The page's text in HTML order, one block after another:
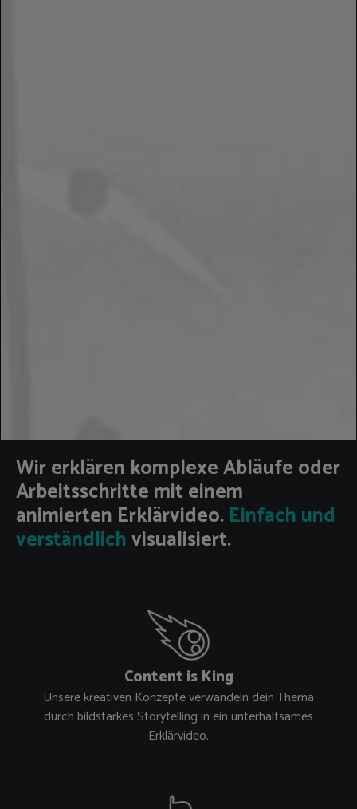
Wir erklären komplexe Abläufe oder
Arbeitsschritte mit einem
animierten Erklärvideo.Einfach und
verständlichvisualisiert.
Content is King
Unsere kreativen Konzepte verwandeln dein Thema
durch bildstarkes Storytelling in ein unterhaltsames
Erklärvideo.